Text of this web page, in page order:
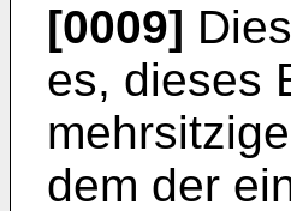
[0009]
es, dieses
dem der